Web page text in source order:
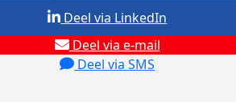
Deel via e-mail
Deel via SMS
Deel via LinkedIn